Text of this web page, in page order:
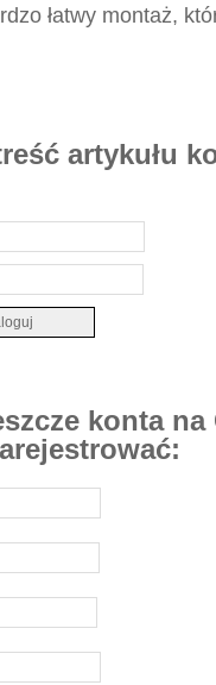
łatwy montaż,
artykułu
konta na